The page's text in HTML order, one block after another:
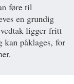
føre til
en grundig
ligger fritt
kan påklages, for